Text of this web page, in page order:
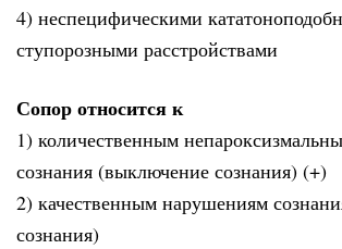
4) неспецифическими
ступорозными расстройствами
Сопор относится к
1) количественным
сознания (выключение сознания) (+)
2) качественным нарушениям
сознания)